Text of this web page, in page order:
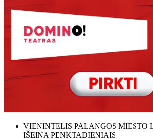
VIENINTELIS PALANGOS MIESTO
IŠEINA PENKTADIENIAIS